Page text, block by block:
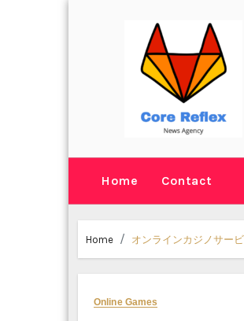
Home Contact
Home オンラインカジノサー
Online Games